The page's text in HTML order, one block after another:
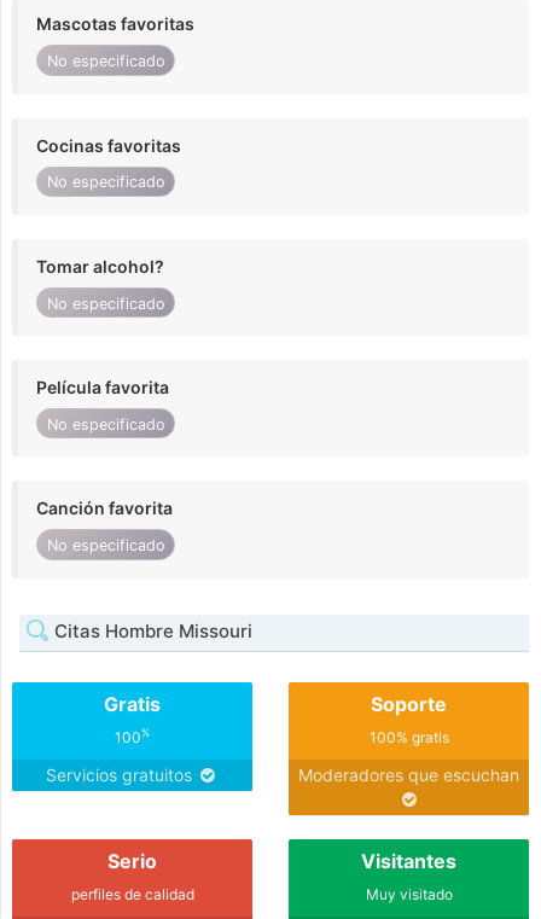
Mascotas favoritas
No especificado
Cocinas favoritas
No especificado
Tomar alcohol?
No especificado
Película favorita
No especificado
Canción favorita
No especificado
Citas Hombre Missouri
Gratis
100%
Servicios gratuitos
Soporte
100% gratis
Moderadores que escuchan
Serio
perfiles de calidad
Visitantes
Muy visitado